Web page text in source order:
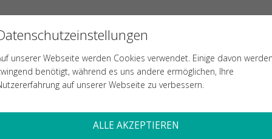
TEACHING & LEARNING
FÜR HERAUSRAGENDE
unserer Webseite werden Cookies verwendet. Einige davon werden
benötigt, während es uns andere ermöglichen, Ihre
auf unserer Webseite zu verbessern.
ALLE AKZEPTIEREN